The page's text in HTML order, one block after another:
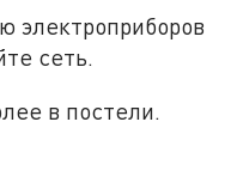
электроприборов
сеть.
в постели.